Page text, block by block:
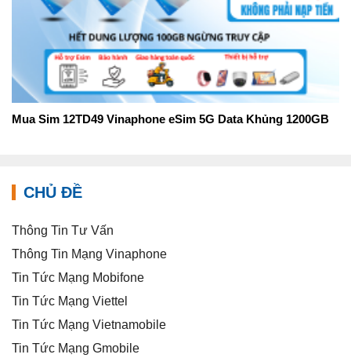
Mua Sim 12TD49 Vinaphone eSim 5G Data Khủng 1200GB
CHỦ ĐỀ
Thông Tin Tư Vấn
Thông Tin Mạng Vinaphone
Tin Tức Mạng Mobifone
Tin Tức Mạng Viettel
Tin Tức Mạng Vietnamobile
Tin Tức Mạng Gmobile